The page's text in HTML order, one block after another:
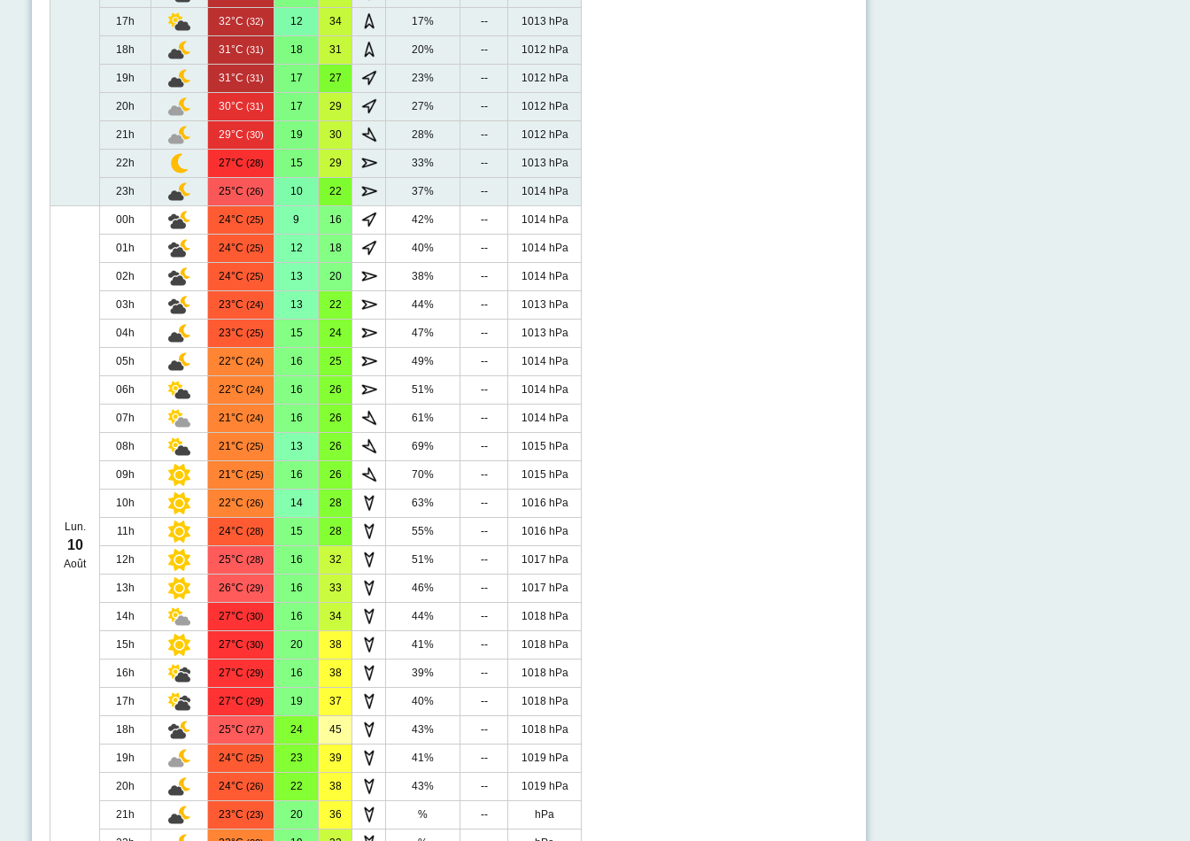
17h 32°C (32) 12 34 17% -- 1013 hPa
18h 31°C (31) 18 31 20% -- 1012 hPa
19h 31°C (31) 17 27 23% -- 1012 hPa
20h 30°C (31) 17 29 27% -- 1012 hPa
21h 29°C (30) 19 30 28% -- 1012 hPa
22h 27°C (28) 15 29 33% -- 1013 hPa
23h 25°C (26) 10 22 37% -- 1014 hPa
Lun.
10
Août
00h 24°C (25) 9 16 42% -- 1014 hPa
01h 24°C (25) 12 18 40% -- 1014 hPa
02h 24°C (25) 13 20 38% -- 1014 hPa
03h 23°C (24) 13 22 44% -- 1013 hPa
04h 23°C (25) 15 24 47% -- 1013 hPa
05h 22°C (24) 16 25 49% -- 1014 hPa
06h 22°C (24) 16 26 51% -- 1014 hPa
07h 21°C (24) 16 26 61% -- 1014 hPa
08h 21°C (25) 13 26 69% -- 1015 hPa
09h 21°C (25) 16 26 70% -- 1015 hPa
10h 22°C (26) 14 28 63% -- 1016 hPa
11h 24°C (28) 15 28 55% -- 1016 hPa
12h 25°C (28) 16 32 51% -- 1017 hPa
13h 26°C (29) 16 33 46% -- 1017 hPa
14h 27°C (30) 16 34 44% -- 1018 hPa
15h 27°C (30) 20 38 41% -- 1018 hPa
16h 27°C (29) 16 38 39% -- 1018 hPa
17h 27°C (29) 19 37 40% -- 1018 hPa
18h 25°C (27) 24 45 43% -- 1018 hPa
19h 24°C (25) 23 39 41% -- 1019 hPa
20h 24°C (26) 22 38 43% -- 1019 hPa
21h 23°C (23) 20 36 % -- hPa